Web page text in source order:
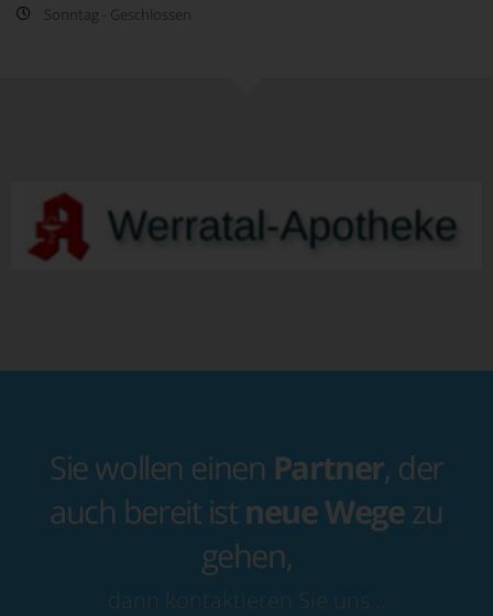
Sonntag - Geschlossen
Sie wollen einen Partner, der
auch bereit ist neue Wegezu
gehen,
dann kontaktieren Sie uns…